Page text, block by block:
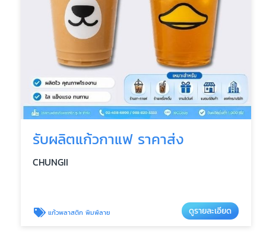
รับผลิตแก้วกาแฟ ราคาส่ง
CHUNGII
แก้วพลาสติก พิมพ์ลาย ดูรายละเอียด